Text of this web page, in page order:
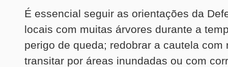
É essencial seguir as orientações da
locais com muitas árvores durante a
perigo de queda; redobrar a cautela com
transitar por áreas inundadas ou com